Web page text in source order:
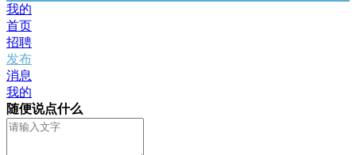
我的
首页
招聘
发布
消息
我的
随便说点什么